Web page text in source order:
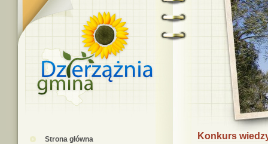
Strona główna Konkurs